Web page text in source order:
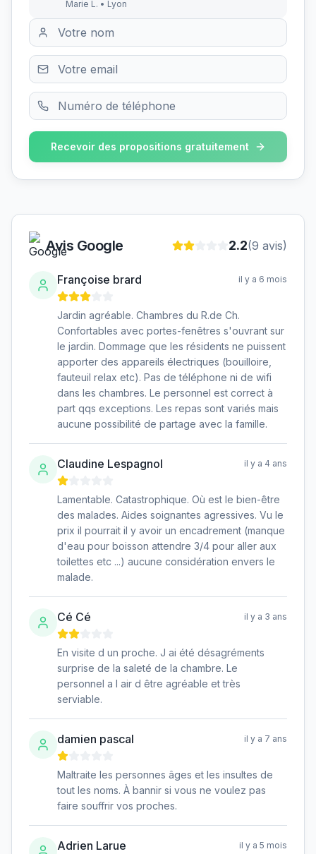
Marie L. • Lyon
Recevoir des propositions gratuitement
Avis Google 2.2(9 avis)
Françoise brard il y a 6 mois
Jardin agréable. Chambres du R.de Ch.
Confortables avec portes-fenêtres s'ouvrant sur
le jardin. Dommage que les résidents ne puissent
apporter des appareils électriques (bouilloire,
fauteuil relax etc). Pas de téléphone ni de wifi
dans les chambres. Le personnel est correct à
part qqs exceptions. Les repas sont variés mais
aucune possibilité de partage avec la famille.
Claudine Lespagnol il y a 4 ans
Lamentable. Catastrophique. Où est le bien-être
des malades. Aides soignantes agressives. Vu le
prix il pourrait il y avoir un encadrement (manque
d'eau pour boisson attendre 3/4 pour aller aux
toilettes etc ...) aucune considération envers le
malade.
Cé Cé il y a 3 ans
En visite d un proche. J ai été désagréments
surprise de la saleté de la chambre. Le
personnel a l air d être agréable et très
serviable.
damien pascal il y a 7 ans
Maltraite les personnes âges et les insultes de
tout les noms. À bannir si vous ne voulez pas
faire souffrir vos proches.
Adrien Larue il y a 5 mois